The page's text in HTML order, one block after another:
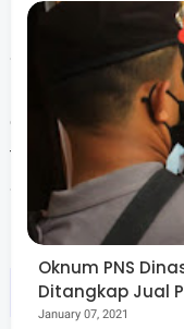
Sementara Siti
istigfar begitu tahu
cepat. "Lihat hasil
tentunya mohon
SWT," ujarnya.
Oknum PNS
Ditangkap Jual
January 07, 2021